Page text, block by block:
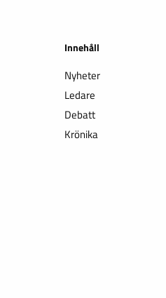
Innehåll
Nyheter
Ledare
Debatt
Krönika